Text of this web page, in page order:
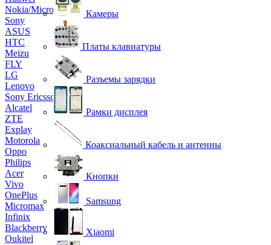
Nokia/Microsoft
Sony
ASUS
HTC
Meizu
FLY
LG
Lenovo
Sony Ericsson
Alcatel
ZTE
Explay
Motorola
Oppo
Philips
Acer
Vivo
OnePlus
Micromax
Infinix
Blackberry
Oukitel
Камеры
Платы клавиатуры
Разъемы зарядки
Рамки дисплея
Коаксиальный кабель и антенны
Кнопки
Samsung
Xiaomi